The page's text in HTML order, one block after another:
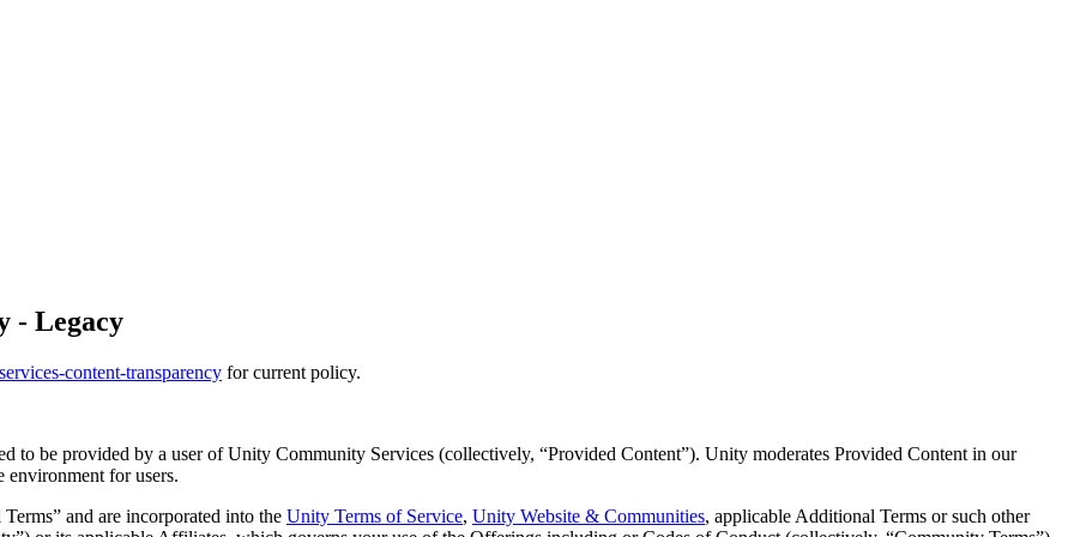
- Legacy
content-transparency for current policy.
to be provided by a user of Unity Community Services (collectively, “Provided Content”). Unity moderates Provided Content in our
environment for users.
and are incorporated into the Unity Terms of Service, Unity Website & Communities, applicable Additional Terms or such other